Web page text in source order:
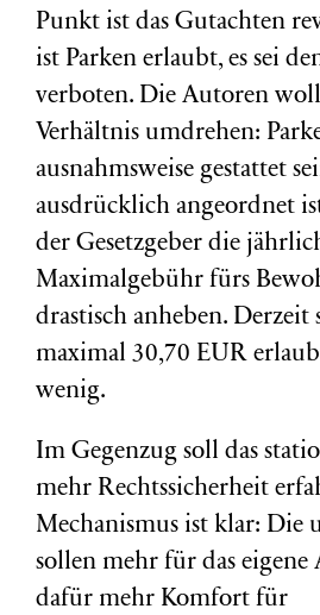
Punkt ist das Gutachten
ist Parken erlaubt, es sei
verboten. Die Autoren
Verhältnis umdrehen:
ausnahmsweise gestattet
ausdrücklich angeordnet
der Gesetzgeber die
Maximalgebühr fürs
drastisch anheben. Derzeit
maximal 30,70 EUR
wenig.
Im Gegenzug soll das
mehr Rechtssicherheit
Mechanismus ist klar: Die
sollen mehr für das eigene
dafür mehr Komfort für